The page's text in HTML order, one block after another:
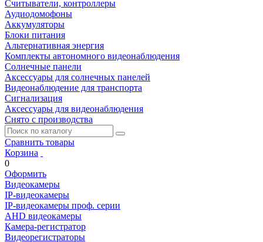
Считыватели, контроллеры
Аудиодомофоны
Аккумуляторы
Блоки питания
Альтернативная энергия
Комплекты автономного видеонаблюдения
Солнечные панели
Аксессуары для солнечных панелей
Видеонаблюдение для транспорта
Сигнализация
Аксессуары для видеонаблюдения
Снято с производства
Сравнить товары
Корзина
0
Оформить
Видеокамеры
IP-видеокамеры
IP-видеокамеры проф. серии
AHD видеокамеры
Камера-регистратор
Видеорегистраторы